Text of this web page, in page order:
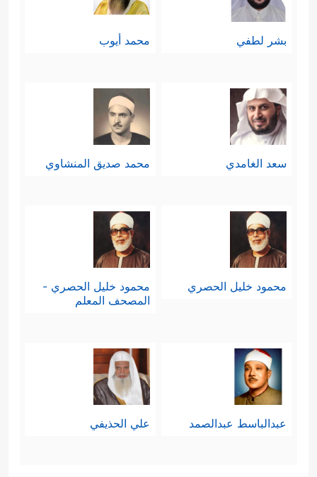
بشر لطفي محمد أيوب
سعد الغامدي محمد صديق المنشاوي
محمود خليل الحصري
محمود خليل الحصري -
المصحف المعلم
عبدالباسط عبدالصمد علي الحذيفي